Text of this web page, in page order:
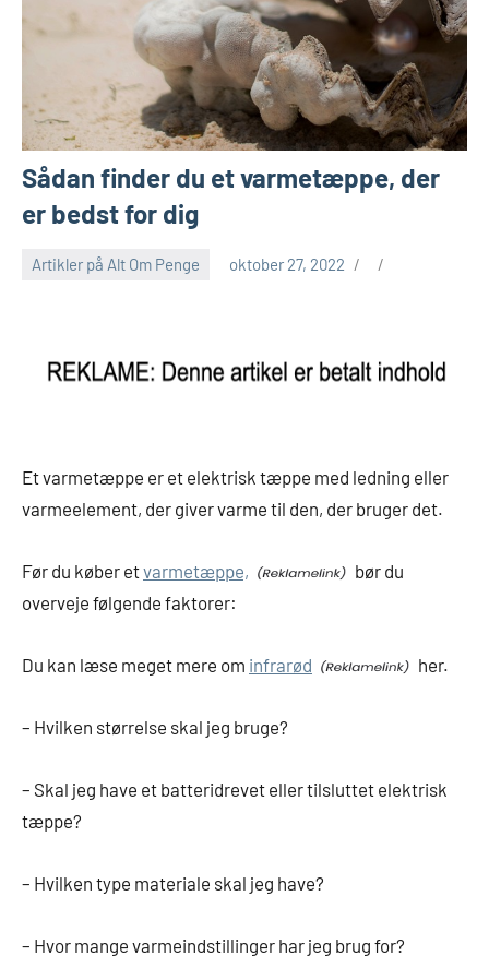
Sådan finder du et varmetæppe, der
er bedst for dig
Artikler på Alt Om Penge oktober 27, 2022
Et varmetæppe er et elektrisk tæppe med ledning eller
varmeelement, der giver varme til den, der bruger det.
Før du køber etvarmetæppe,
bør du
overveje følgende faktorer:
Du kan læse meget mere om infrarød her.
– Hvilken størrelse skal jeg bruge?
– Skal jeg have et batteridrevet eller tilsluttet elektrisk
tæppe?
– Hvilken type materiale skal jeg have?
– Hvor mange varmeindstillinger har jeg brug for?